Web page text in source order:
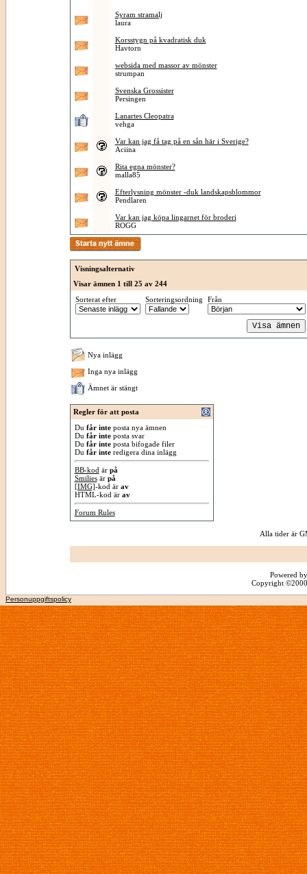
Syram stramalj
laura
Korsstygn på kvadratisk duk
Havtorn
websida med massor av mönster
strumpan
Svenska Grossister
Persingen
Lanartes Cleopatra
vehga
Var kan jag få tag på en sån här i Sverige?
Aciina
Rita egna mönster?
malla85
Efterlysning mönster -duk landskapsblommor
Pendlaren
Var kan jag köpa lingarnet för broderi
ROGG
Visningsalternativ
Visar ämnen 1 till 25 av 244
Sorterat efter
Sorteringsordning Från
Nya inlägg
Inga nya inlägg
Ämnet är stängt
Regler för att posta
Du får inteposta nya ämnen
Du får inteposta svar
Du får inteposta bifogade filer
Du får interedigera dina inlägg
BB-kod är på
Smiliesär på
[IMG]-kod är av
HTML-kod är av
Forum Rules
Alla tider är
Powered
Copyright
Personuppgiftspolicy